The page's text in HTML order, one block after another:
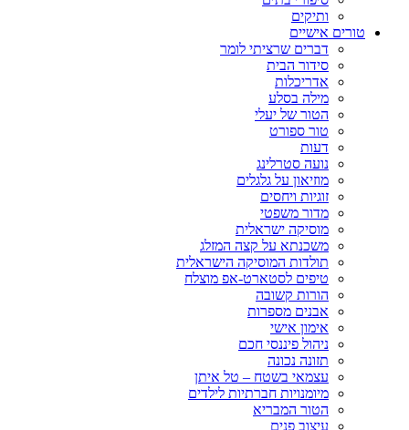
ותיקים
טורים אישיים
דברים שרציתי לומר
סידור הבית
אדריכלות
מילה בסלע
הטור של יעלי
טור ספורט
דעות
נועה סטרלינג
מוזיאון על גלגלים
זוגיות ויחסים
מדור משפטי
מוסיקה ישראלית
משכנתא על קצה המזלג
תולדות המוסיקה הישראלית
טיפים לסטארט-אפ מוצלח
הורות קשובה
אבנים מספרות
אימון אישי
ניהול פיננסי חכם
תזונה נכונה
עצמאי בשטח – טל איתן
מיומנויות חברתיות לילדים
הטור המבריא
עיצוב פנים